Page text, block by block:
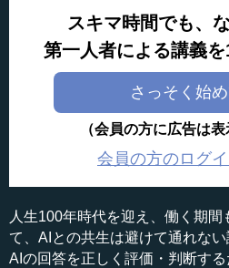
スキマ時間でも、
第一人者による講義
さっそく始
（会員の方に広告は表
会員の方のログ
人生100年時代を迎え、働く期
て、AIとの共生は避けて通れない
AIの回答を正しく評価・判断す